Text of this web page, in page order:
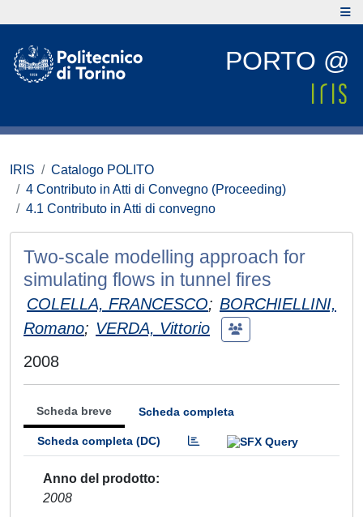
PORTO @
IRIS
Catalogo POLITO
4 Contributo in Atti di Convegno (Proceeding)
4.1 Contributo in Atti di convegno
Two-scale modelling approach for
simulating flows in tunnel fires
COLELLA, FRANCESCO; BORCHIELLINI,
Romano; VERDA, Vittorio
2008
Scheda breve Scheda completa
Scheda completa (DC)
Anno del prodotto
2008